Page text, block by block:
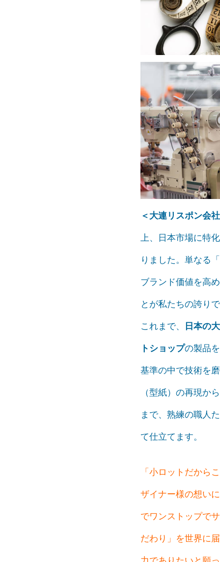
＜大連リスポン会
上、日本市場に特
りました。単なる
ブランド価値を高
とが私たちの誇り
これまで、 日本の
トショップの製品
基準の中で技術を
（型紙）の再現か
まで、熟練の職人
て仕立てます。
「小ロットだから
ザイナー様の想い
でワンストップで
だわり」を世界に